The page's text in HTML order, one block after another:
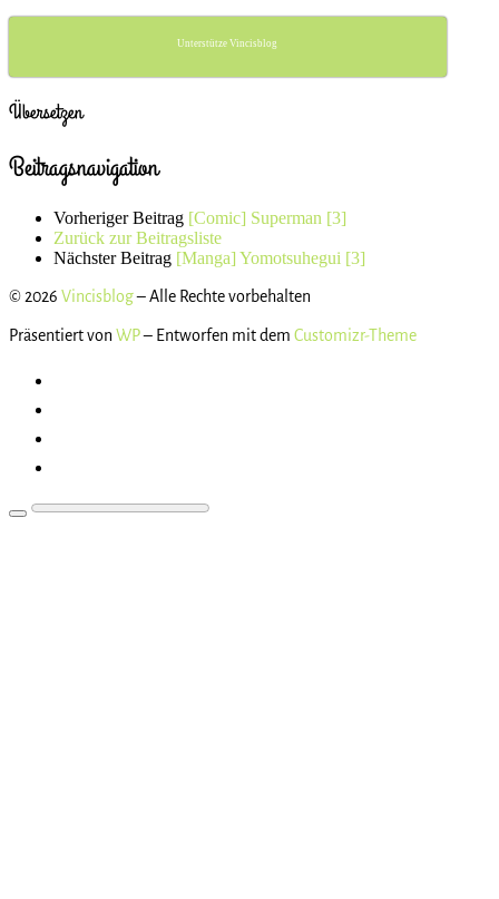
Unterstütze Vincisblog
Übersetzen
Beitragsnavigation
Vorheriger Beitrag [Comic] Superman [3]
Zurück zur Beitragsliste
Nächster Beitrag [Manga] Yomotsuhegui [3]
© 2026 Vincisblog– Alle Rechte vorbehalten
Präsentiert von WP– Entworfen mit dem Customizr-Theme